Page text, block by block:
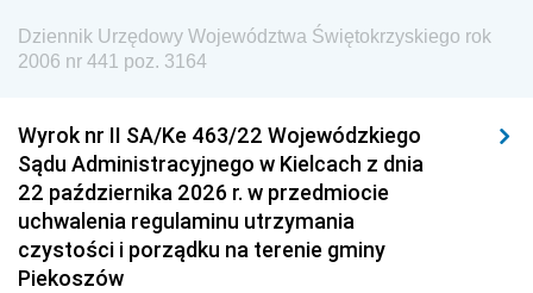
Dziennik Urzędowy Agencji Wywiadu
Dziennik Urzędowy Województwa Świętokrzyskiego rok
2006 nr 441 poz. 3164
Wyrok nr II SA/Ke 463/22 Wojewódzkiego
Sądu Administracyjnego w Kielcach z dnia
22 października 2026 r. w przedmiocie
uchwalenia regulaminu utrzymania
czystości i porządku na terenie gminy
Piekoszów